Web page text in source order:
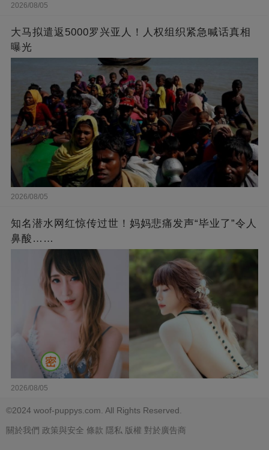
2026/08/05
大马拟遣返5000罗兴亚人！人权组织紧急喊话真相
曝光
2026/08/05
知名潜水网红惊传过世！妈妈悲痛发声“毕业了”令人
鼻酸……
2026/08/05
©2024 woof-puppys.com. All Rights Reserved.
關於我們 政策與安全 條款 隱私 版權 對於廣告商